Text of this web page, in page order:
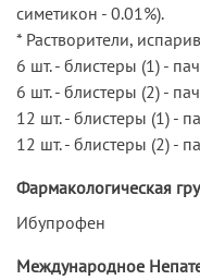
симетикон - 0.01%).
* Растворители,
6 шт. - блистеры (1) -
6 шт. - блистеры (2) -
12 шт. - блистеры (1) -
12 шт. - блистеры (2) -
Фармакологическая
Ибупрофен
Международное